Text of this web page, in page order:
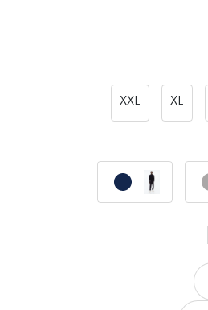
XL
XXL